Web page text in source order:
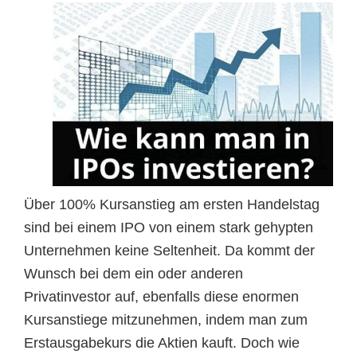
Über 100% Kursanstieg am ersten Handelstag
sind bei einem IPO von einem stark gehypten
Unternehmen keine Seltenheit. Da kommt der
Wunsch bei dem ein oder anderen
Privatinvestor auf, ebenfalls diese enormen
Kursanstiege mitzunehmen, indem man zum
Erstausgabekurs die Aktien kauft. Doch wie